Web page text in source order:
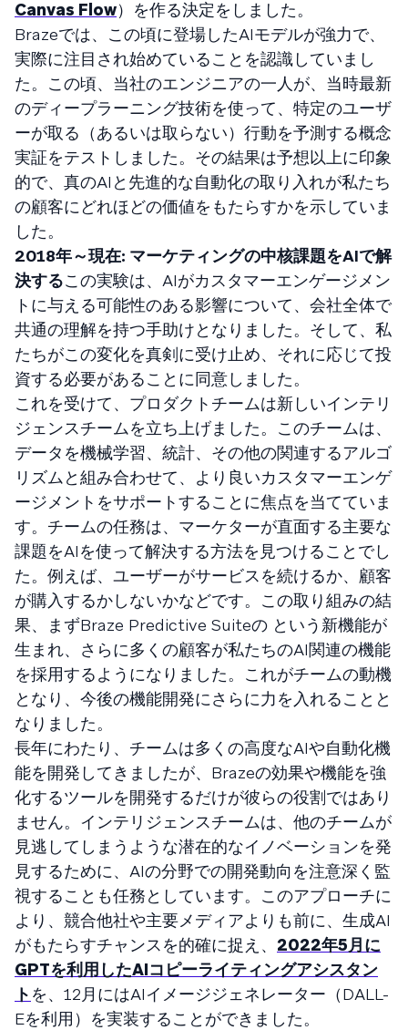
Canvas Flow）を作る決定をしました。
Brazeでは、この頃に登場したAIモデルが強力で、
実際に注目され始めていることを認識していまし
た。この頃、当社のエンジニアの一人が、当時最新
のディープラーニング技術を使って、特定のユーザ
ーが取る（あるいは取らない）行動を予測する概念
実証をテストしました。その結果は予想以上に印象
的で、真のAIと先進的な自動化の取り入れが私たち
の顧客にどれほどの価値をもたらすかを示していま
した。
2018年～現在: マーケティングの中核課題をAIで解
決するこの実験は、AIがカスタマーエンゲージメン
トに与える可能性のある影響について、会社全体で
共通の理解を持つ手助けとなりました。そして、私
たちがこの変化を真剣に受け止め、それに応じて投
資する必要があることに同意しました。
これを受けて、プロダクトチームは新しいインテリ
ジェンスチームを立ち上げました。このチームは、
データを機械学習、統計、その他の関連するアルゴ
リズムと組み合わせて、より良いカスタマーエンゲ
ージメントをサポートすることに焦点を当てていま
す。チームの任務は、マーケターが直面する主要な
課題をAIを使って解決する方法を見つけることでし
た。例えば、ユーザーがサービスを続けるか、顧客
が購入するかしないかなどです。この取り組みの結
果、まずBraze Predictive Suiteの という新機能が
生まれ、さらに多くの顧客が私たちのAI関連の機能
を採用するようになりました。これがチームの動機
となり、今後の機能開発にさらに力を入れることと
なりました。
長年にわたり、チームは多くの高度なAIや自動化機
能を開発してきましたが、Brazeの効果や機能を強
化するツールを開発するだけが彼らの役割ではあり
ません。インテリジェンスチームは、他のチームが
見逃してしまうような潜在的なイノベーションを発
見するために、AIの分野での開発動向を注意深く監
視することも任務としています。このアプローチに
より、競合他社や主要メディアよりも前に、生成AI
がもたらすチャンスを的確に捉え、 2022年5月に
GPTを利用したAIコピーライティングアシスタン
ト を、12月にはAIイメージジェネレーター（DALL-
Eを利用）を実装することができました。